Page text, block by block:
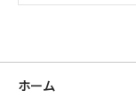
ホーム